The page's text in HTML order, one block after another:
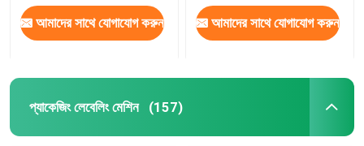
বাড়ি
আমাদের সম্পর্কে
আমাদের সাথে যোগাযোগ করুন আমাদের সাথে যোগাযোগ করুন
প্যাকেজিং লেবেলিং মেশিন (157)